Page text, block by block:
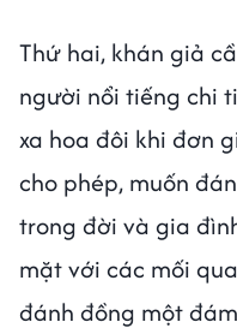
Thứ hai, khán giả
người nổi tiếng chi
xa hoa đôi khi đơn
cho phép, muốn
trong đời và gia
mặt với các mối
đánh đồng một